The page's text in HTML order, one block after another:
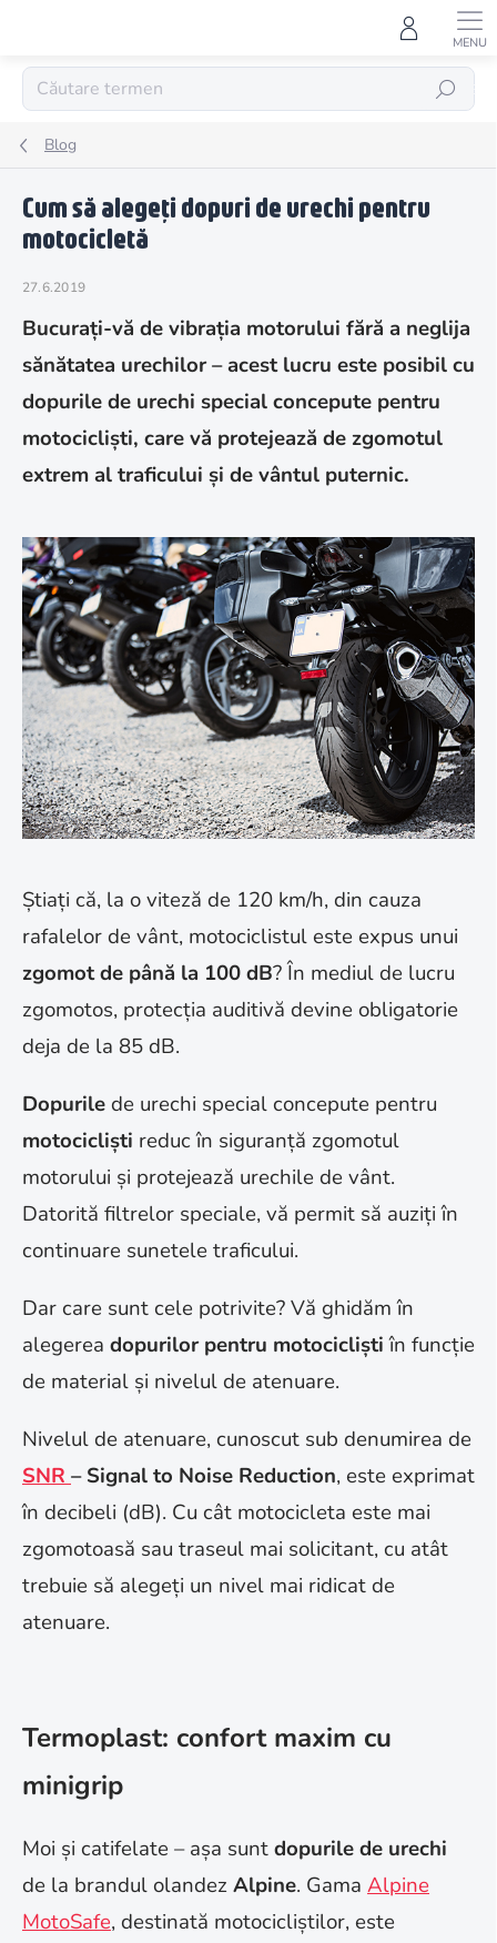
CĂUTARE
Blog
Cum să alegeți dopuri de urechi pentru
motocicletă
27.6.2019
Bucurați-vă de vibrația motorului fără a neglija
sănătatea urechilor – acest lucru este posibil cu
dopurile de urechi special concepute pentru
motocicliști, care vă protejează de zgomotul
extrem al traficului și de vântul puternic.
Știați că, la o viteză de 120 km/h, din cauza
rafalelor de vânt, motociclistul este expus unui
zgomot de până la 100 dB? În mediul de lucru
zgomotos, protecția auditivă devine obligatorie
deja de la 85 dB.
Dopurilede urechi special concepute pentru
motocicliști reduc în siguranță zgomotul
motorului și protejează urechile de vânt.
Datorită filtrelor speciale, vă permit să auziți în
continuare sunetele traficului.
Dar care sunt cele potrivite? Vă ghidăm în
alegerea dopurilor pentru motocicliștiîn funcție
de material și nivelul de atenuare.
Nivelul de atenuare, cunoscut sub denumirea de
SNR – Signal to Noise Reduction, este exprimat
în decibeli (dB). Cu cât motocicleta este mai
zgomotoasă sau traseul mai solicitant, cu atât
trebuie să alegeți un nivel mai ridicat de
atenuare.
Termoplast: confort maxim cu
minigrip
Moi și catifelate – așa suntdopurile de urechi
de la brandul olandezAlpine. Gama Alpine
MotoSafe, destinată motocicliștilor, este